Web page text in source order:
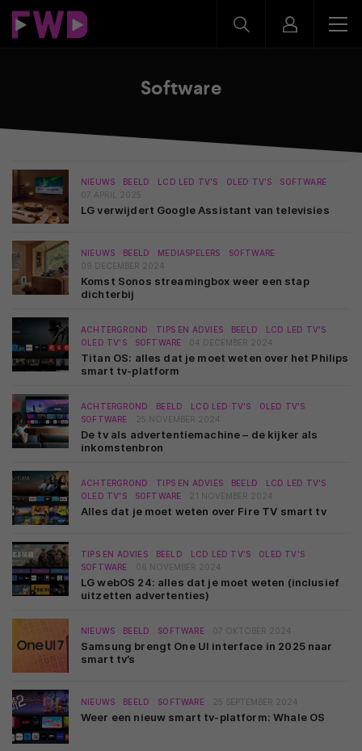
Software
NIEUWS BEELD LCD LED TV'S OLED TV'S
SOFTWARE
07 APRIL 2025
LG verwijdert Google Assistant van televisies
NIEUWS BEELD MEDIASPELERS
SOFTWARE
09 DECEMBER 2024
Komst Sonos streamingbox weer een stap
dichterbij
ACHTERGROND TIPS EN ADVIES BEELD
LCD LED TV'S
OLED TV'S
SOFTWARE 04 DECEMBER 2024
Titan OS: alles dat je moet weten over het Philips
smart tv-platform
ACHTERGROND BEELD LCD LED TV'S
OLED TV'S
SOFTWARE
25 NOVEMBER 2024
De tv als advertentiemachine – de kijker als
inkomstenbron
ACHTERGROND TIPS EN ADVIES BEELD
LCD LED TV'S
OLED TV'S
SOFTWARE 21 NOVEMBER 2024
Alles dat je moet weten over Fire TV smart tv
TIPS EN ADVIES BEELD LCD LED TV'S
OLED TV'S
SOFTWARE
06 NOVEMBER 2024
LG webOS 24: alles dat je moet weten (inclusief
uitzetten advertenties)
NIEUWS BEELD SOFTWARE 07 OKTOBER 2024
Samsung brengt One UI interface in 2025 naar
smart tv’s
NIEUWS BEELD SOFTWARE 25 SEPTEMBER 2024
Weer een nieuw smart tv-platform: Whale OS